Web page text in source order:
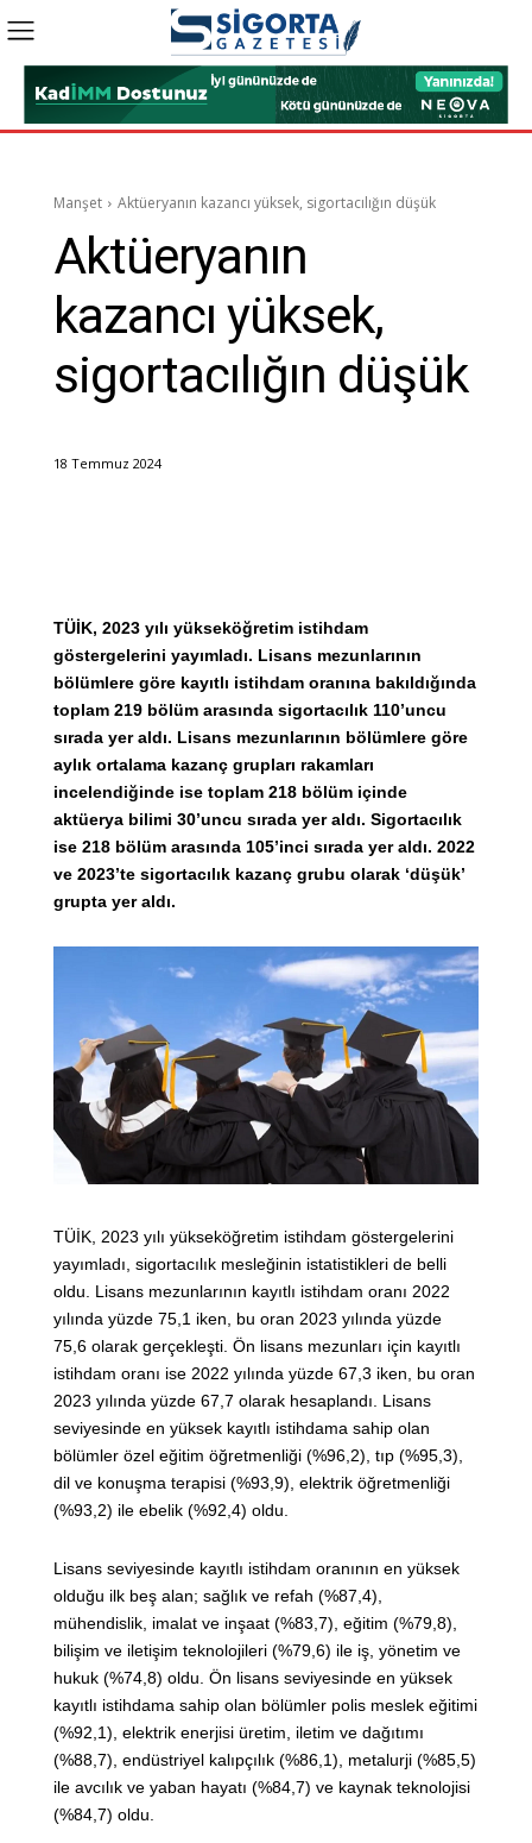
Manşet Aktüeryanın kazancı yüksek, sigortacılığın düşük
Aktüeryanın
kazancı yüksek,
sigortacılığın düşük
18 Temmuz 2024
TÜİK, 2023 yılı yükseköğretim istihdam
göstergelerini yayımladı. Lisans mezunlarının
bölümlere göre kayıtlı istihdam oranına bakıldığında
toplam 219 bölüm arasında sigortacılık 110’uncu
sırada yer aldı. Lisans mezunlarının bölümlere göre
aylık ortalama kazanç grupları rakamları
incelendiğinde ise toplam 218 bölüm içinde
aktüerya bilimi 30’uncu sırada yer aldı. Sigortacılık
ise 218 bölüm arasında 105’inci sırada yer aldı. 2022
ve 2023’te sigortacılık kazanç grubu olarak ‘düşük’
grupta yer aldı.
TÜİK, 2023 yılı yükseköğretim istihdam göstergelerini
yayımladı, sigortacılık mesleğinin istatistikleri de belli
oldu. Lisans mezunlarının kayıtlı istihdam oranı 2022
yılında yüzde 75,1 iken, bu oran 2023 yılında yüzde
75,6 olarak gerçekleşti. Ön lisans mezunları için kayıtlı
istihdam oranı ise 2022 yılında yüzde 67,3 iken, bu oran
2023 yılında yüzde 67,7 olarak hesaplandı. Lisans
seviyesinde en yüksek kayıtlı istihdama sahip olan
bölümler özel eğitim öğretmenliği (%96,2), tıp (%95,3),
dil ve konuşma terapisi (%93,9), elektrik öğretmenliği
(%93,2) ile ebelik (%92,4) oldu.
Lisans seviyesinde kayıtlı istihdam oranının en yüksek
olduğu ilk beş alan; sağlık ve refah (%87,4),
mühendislik, imalat ve inşaat (%83,7), eğitim (%79,8),
bilişim ve iletişim teknolojileri (%79,6) ile iş, yönetim ve
hukuk (%74,8) oldu. Ön lisans seviyesinde en yüksek
kayıtlı istihdama sahip olan bölümler polis meslek eğitimi
(%92,1), elektrik enerjisi üretim, iletim ve dağıtımı
(%88,7), endüstriyel kalıpçılık (%86,1), metalurji (%85,5)
ile avcılık ve yaban hayatı (%84,7) ve kaynak teknolojisi
(%84,7) oldu.